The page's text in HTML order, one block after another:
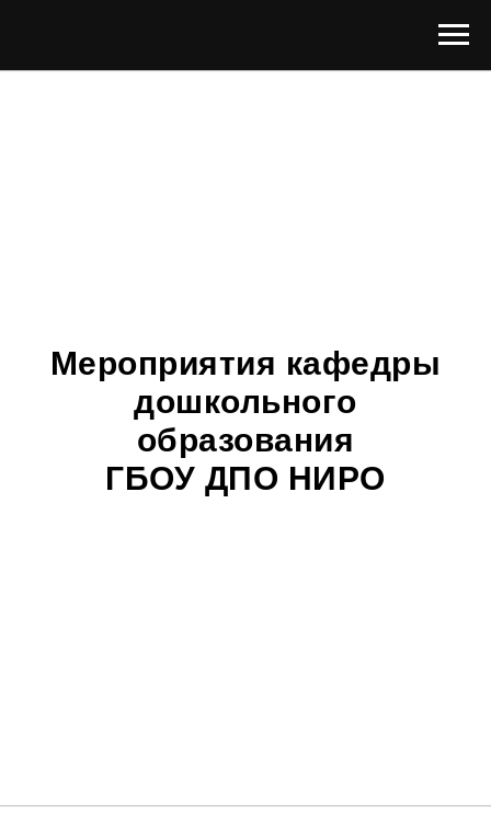
Мероприятия кафедры
дошкольного
образования
ГБОУ ДПО НИРО